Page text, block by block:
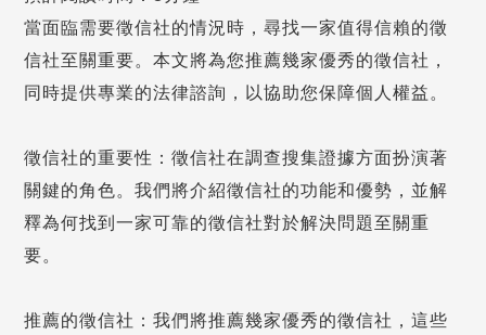
當面臨需要徵信社的情況時，尋找一家值得信賴的徵
信社至關重要。本文將為您推薦幾家優秀的徵信社，
同時提供專業的法律諮詢，以協助您保障個人權益。
徵信社的重要性：徵信社在調查搜集證據方面扮演著
關鍵的角色。我們將介紹徵信社的功能和優勢，並解
釋為何找到一家可靠的徵信社對於解決問題至關重
要。
推薦的徵信社：我們將推薦幾家優秀的徵信社，這些